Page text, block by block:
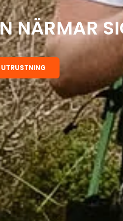
NÄRMAR
UTRUSTNING